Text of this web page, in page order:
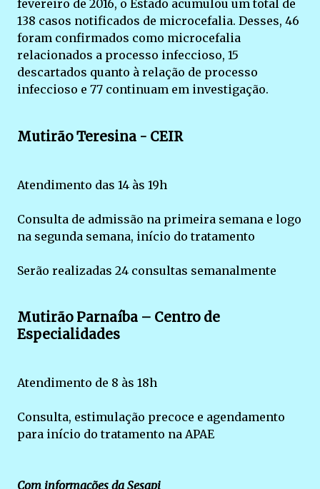
fevereiro de 2016, o Estado acumulou um total de
138 casos notificados de microcefalia. Desses, 46
foram confirmados como microcefalia
relacionados a processo infeccioso, 15
descartados quanto à relação de processo
infeccioso e 77 continuam em investigação.
Mutirão Teresina - CEIR
Atendimento das 14 às 19h
Consulta de admissão na primeira semana e logo
na segunda semana, início do tratamento
Serão realizadas 24 consultas semanalmente
Mutirão Parnaíba – Centro de
Especialidades
Atendimento de 8 às 18h
Consulta, estimulação precoce e agendamento
para início do tratamento na APAE
Com informações da Sesapi